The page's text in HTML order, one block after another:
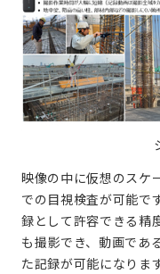
映像の中に仮想のスケ
での目視検査が可能で
録として許容できる精
も撮影でき、動画であ
た記録が可能になります